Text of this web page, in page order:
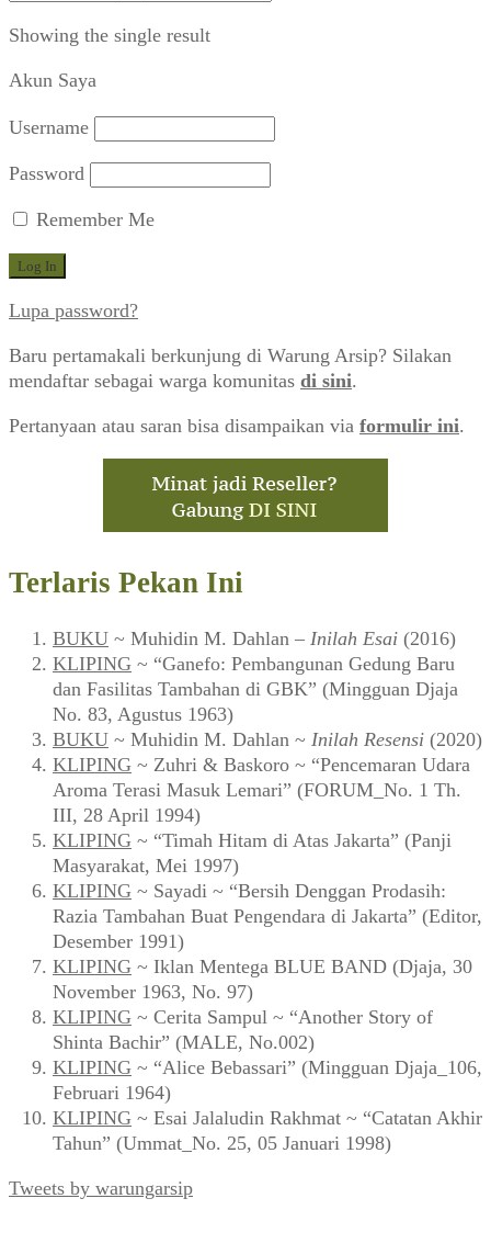
Showing the single result
Akun Saya
Username
Password
Remember Me
Lupa password?
Baru pertamakali berkunjung di Warung Arsip? Silakan
mendaftar sebagai warga komunitas di sini.
Pertanyaan atau saran bisa disampaikan via formulir ini.
Terlaris Pekan Ini
BUKU ~ Muhidin M. Dahlan – Inilah Esai (2016)
KLIPING ~ “Ganefo: Pembangunan Gedung Baru
dan Fasilitas Tambahan di GBK” (Mingguan Djaja
No. 83, Agustus 1963)
BUKU ~ Muhidin M. Dahlan ~ Inilah Resensi (2020)
KLIPING ~ Zuhri & Baskoro ~ “Pencemaran Udara
Aroma Terasi Masuk Lemari” (FORUM_No. 1 Th.
III, 28 April 1994)
KLIPING ~ “Timah Hitam di Atas Jakarta” (Panji
Masyarakat, Mei 1997)
KLIPING ~ Sayadi ~ “Bersih Denggan Prodasih:
Razia Tambahan Buat Pengendara di Jakarta” (Editor,
Desember 1991)
KLIPING ~ Iklan Mentega BLUE BAND (Djaja, 30
November 1963, No. 97)
KLIPING ~ Cerita Sampul ~ “Another Story of
Shinta Bachir” (MALE, No.002)
KLIPING ~ “Alice Bebassari” (Mingguan Djaja_106,
Februari 1964)
KLIPING ~ Esai Jalaludin Rakhmat ~ “Catatan Akhir
Tahun” (Ummat_No. 25, 05 Januari 1998)
Tweets by warungarsip